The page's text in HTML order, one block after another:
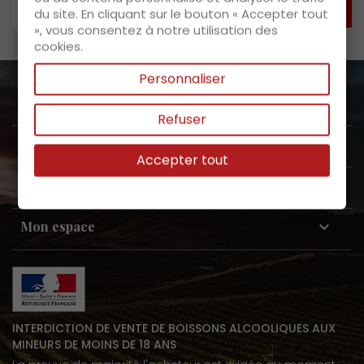
A propos de nous 
Service clients 
Mon espace 
INTERDICTION DE VENTE DE BOISSONS ALCOOLIQUES AUX
MINEURS DE MOINS DE 18 ANS
du site. En cliquant sur le bouton « Accepter tout
», vous consentez à notre utilisation des
cookies.
Personnaliser
Refuser
Accepter tout